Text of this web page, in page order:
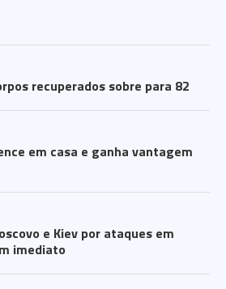
recuperados sobre para 82
em casa e ganha vantagem
e Kiev por ataques em
imediato